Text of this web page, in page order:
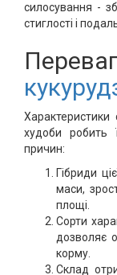
силосування -
стиглості і
Характеристики
худоби робить
причин:
Гібриди
маси,
площі.
Сорти
дозволяє
корму.
Склад